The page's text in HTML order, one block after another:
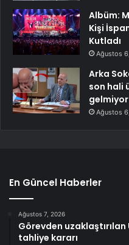
Albüm:
Kişi
Kutladı
Ağustos
Arka
son hali
gelmiyor
Ağustos
En Güncel Haberler
Ağustos 7, 2026
Görevden
tahliye kararı